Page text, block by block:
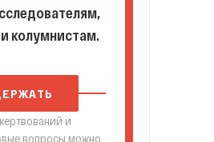
колумнистам.
и
вопросы можно